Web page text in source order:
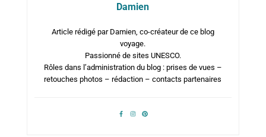
Damien
Article rédigé par Damien, co-créateur de ce blog
voyage.
Passionné de sites UNESCO.
Rôles dans l’administration du blog : prises de vues –
retouches photos – rédaction – contacts partenaires